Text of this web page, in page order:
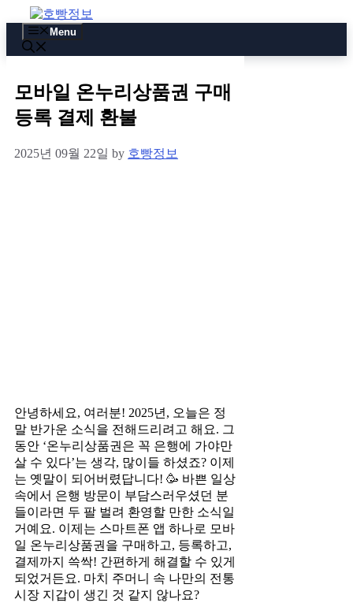
to
content
Menu
모바일 온누리상품권 구매
등록 결제 환불
2025년 09월 22일 by 호빵정보
안녕하세요, 여러분! 2025년, 오늘은 정
말 반가운 소식을 전해드리려고 해요. 그
동안 ‘온누리상품권은 꼭 은행에 가야만
살 수 있다’는 생각, 많이들 하셨죠? 이제
는 옛말이 되어버렸답니다! 🥳 바쁜 일상
속에서 은행 방문이 부담스러우셨던 분
들이라면 두 팔 벌려 환영할 만한 소식일
거예요. 이제는 스마트폰 앱 하나로 모바
일 온누리상품권을 구매하고, 등록하고,
결제까지 쓱싹! 간편하게 해결할 수 있게
되었거든요. 마치 주머니 속 나만의 전통
시장 지갑이 생긴 것 같지 않나요?